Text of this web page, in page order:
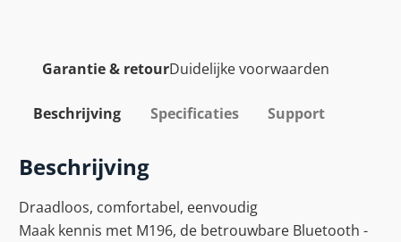
Garantie & retourDuidelijke voorwaarden
Beschrijving Specificaties Support
Beschrijving
Draadloos, comfortabel, eenvoudig
Maak kennis met M196, de betrouwbare Bluetooth -